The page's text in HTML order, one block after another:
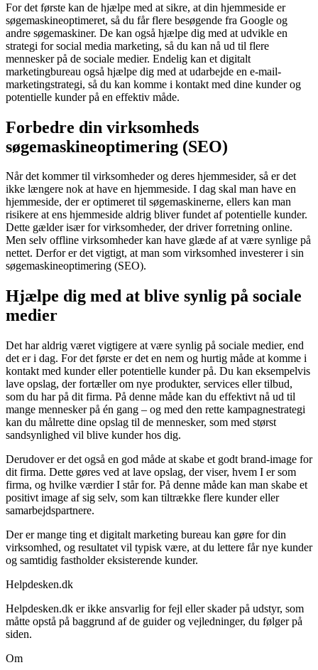
For det første kan de hjælpe med at sikre, at din hjemmeside er
søgemaskineoptimeret, så du får flere besøgende fra Google og
andre søgemaskiner. De kan også hjælpe dig med at udvikle en
strategi for social media marketing, så du kan nå ud til flere
mennesker på de sociale medier. Endelig kan et digitalt
marketingbureau også hjælpe dig med at udarbejde en e-mail-
marketingstrategi, så du kan komme i kontakt med dine kunder og
potentielle kunder på en effektiv måde.
Forbedre din virksomheds
søgemaskineoptimering (SEO)
Når det kommer til virksomheder og deres hjemmesider, så er det
ikke længere nok at have en hjemmeside. I dag skal man have en
hjemmeside, der er optimeret til søgemaskinerne, ellers kan man
risikere at ens hjemmeside aldrig bliver fundet af potentielle kunder.
Dette gælder især for virksomheder, der driver forretning online.
Men selv offline virksomheder kan have glæde af at være synlige på
nettet. Derfor er det vigtigt, at man som virksomhed investerer i sin
søgemaskineoptimering (SEO).
Hjælpe dig med at blive synlig på sociale
medier
Det har aldrig været vigtigere at være synlig på sociale medier, end
det er i dag. For det første er det en nem og hurtig måde at komme i
kontakt med kunder eller potentielle kunder på. Du kan eksempelvis
lave opslag, der fortæller om nye produkter, services eller tilbud,
som du har på dit firma. På denne måde kan du effektivt nå ud til
mange mennesker på én gang – og med den rette kampagnestrategi
kan du målrette dine opslag til de mennesker, som med størst
sandsynlighed vil blive kunder hos dig.
Derudover er det også en god måde at skabe et godt brand-image for
dit firma. Dette gøres ved at lave opslag, der viser, hvem I er som
firma, og hvilke værdier I står for. På denne måde kan man skabe et
positivt image af sig selv, som kan tiltrække flere kunder eller
samarbejdspartnere.
Der er mange ting et digitalt marketing bureau kan gøre for din
virksomhed, og resultatet vil typisk være, at du lettere får nye kunder
og samtidig fastholder eksisterende kunder.
Helpdesken.dk
Helpdesken.dk er ikke ansvarlig for fejl eller skader på udstyr, som
måtte opstå på baggrund af de guider og vejledninger, du følger på
siden.
Om